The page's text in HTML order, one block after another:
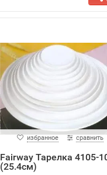
избранное сравнить
Fairway Тарелка 4105-
(25.4см)